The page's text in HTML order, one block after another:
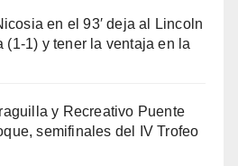
en el 93′ deja al Lincoln
(1-1) y tener la ventaja en la
y Recreativo Puente
semifinales del IV Trofeo